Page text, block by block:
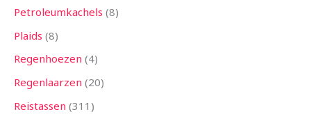
Petroleumkachels 8
Plaids 8
Regenhoezen 4
Regenlaarzen 20
Reistassen 311